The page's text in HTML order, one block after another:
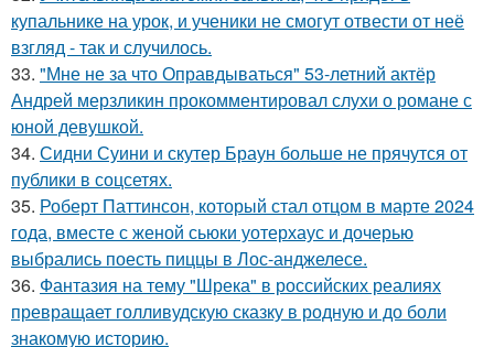
купальнике на урок, и ученики не смогут отвести от неё
взгляд - так и случилось.
33. "Мне не за что Оправдываться" 53-летний актёр
Андрей мерзликин прокомментировал слухи о романе с
юной девушкой.
34. Сидни Суини и скутер Браун больше не прячутся от
публики в соцсетях.
35. Роберт Паттинсон, который стал отцом в марте 2024
года, вместе с женой сьюки уотерхаус и дочерью
выбрались поесть пиццы в Лос-анджелесе.
36. Фантазия на тему "Шрека" в российских реалиях
превращает голливудскую сказку в родную и до боли
знакомую историю.